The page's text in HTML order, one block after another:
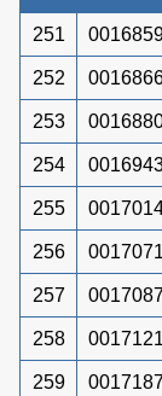
251
252
253
254
255
256
257
258
259